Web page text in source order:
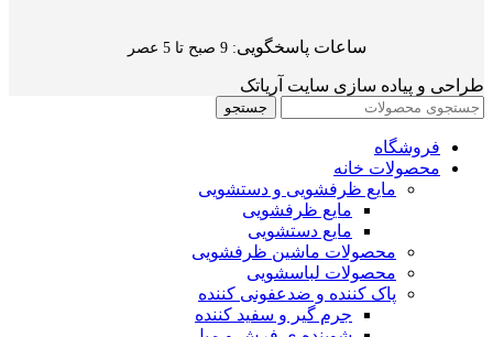
ساعات پاسخگویی: 9 صبح تا 5 عصر
طراحی و پیاده سازی سایت آریاتک
جستجو
فروشگاه
محصولات خانه
مایع ظرفشویی و دستشویی
مایع ظرفشویی
مایع دستشویی
محصولات ماشین ظرفشویی
محصولات لباسشویی
پاک کننده و ضدعفونی کننده
جرم گیر و سفید کننده